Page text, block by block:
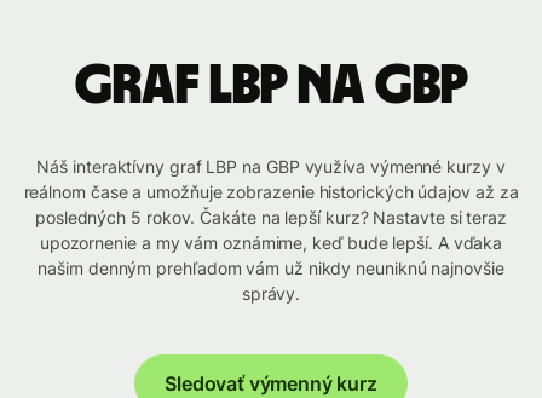
graf LBP na GBP
Náš interaktívny graf LBP na GBP využíva výmenné kurzy v
reálnom čase a umožňuje zobrazenie historických údajov až za
posledných 5 rokov. Čakáte na lepší kurz? Nastavte si teraz
upozornenie a my vám oznámime, keď bude lepší. A vďaka
našim denným prehľadom vám už nikdy neuniknú najnovšie
správy.
Sledovať výmenný kurz